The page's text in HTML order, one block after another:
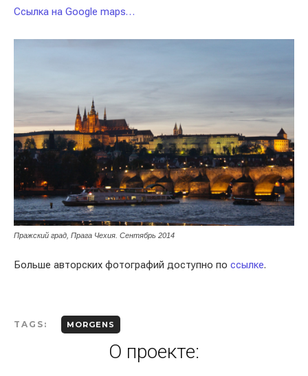
Ссылка на Google maps…
Пражский град, Прага Чехия. Сентябрь 2014
Больше авторских фотографий доступно по ссылке.
TAGS: MORGENS
О проекте: